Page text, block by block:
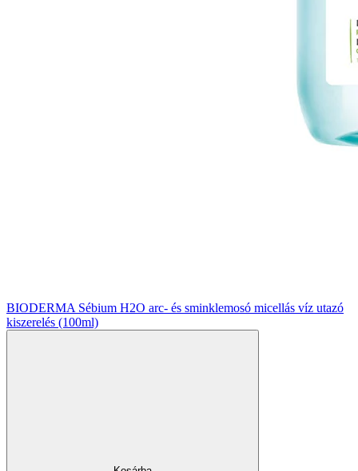
BIODERMA Sébium H2O arc- és sminklemosó micellás víz utazó
kiszerelés (100ml)